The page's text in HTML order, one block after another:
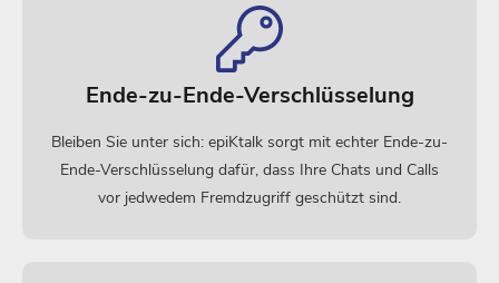
Ende-zu-Ende-Verschlüsselung
Bleiben Sie unter sich: epiKtalk sorgt mit echter Ende-zu-
Ende-Verschlüsselung dafür, dass Ihre Chats und Calls
vor jedwedem Fremdzugriff geschützt sind.